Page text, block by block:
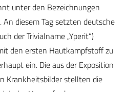
unter den Bezeichnungen
An diesem Tag setzten deutsche
der Trivialname „Yperit“)
den ersten Hautkampfstoff zu
ein. Die aus der Exposition
Krankheitsbilder stellten die